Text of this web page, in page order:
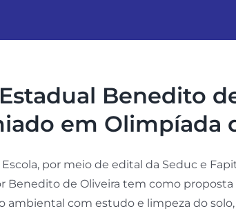
Benedito
em Olimpíada
por meio de edital da Seduc e
Benedito de Oliveira tem como
com estudo e limpeza do solo,